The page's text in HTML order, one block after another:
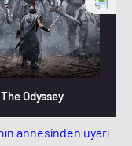
The Odyssey